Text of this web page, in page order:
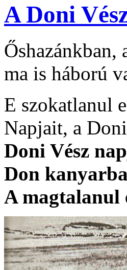
A Doni
Őshazánkban,
ma is háború
E szokatlanul
Napjait, a
Doni Vész
Don
A magtalanul